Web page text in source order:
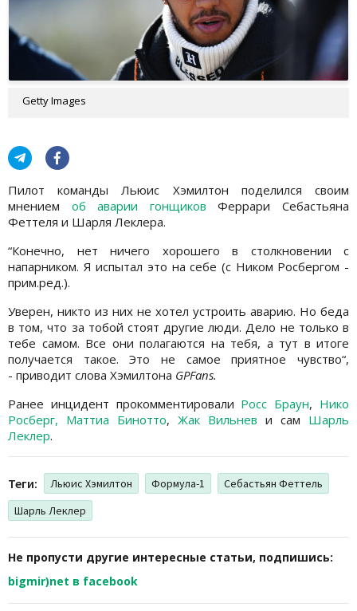
Getty Images
Пилот команды Льюис Хэмилтон поделился своим
мнением об аварии гонщиков Феррари Себастьяна
Феттеля и Шарля Леклера.
“Конечно, нет ничего хорошего в столкновении с
напарником. Я испытал это на себе (с Ником Росбергом -
прим.ред.).
Уверен, никто из них не хотел устроить аварию. Но беда
в том, что за тобой стоят другие люди. Дело не только в
тебе самом. Все они полагаются на тебя, а тут в итоге
получается такое. Это не самое приятное чувство“,
- приводит слова Хэмилтона GPFans.
Ранее инцидент прокомментировали Росс Браун, Нико
Росберг, Маттиа Бинотто, Жак Вильнев и сам Шарль
Леклер.
Теги: Льюис Хэмилтон Формула-1
Себастьян Феттель
Шарль Леклер
Не пропусти другие интересные статьи, подпишись:
bigmir)net в facebook